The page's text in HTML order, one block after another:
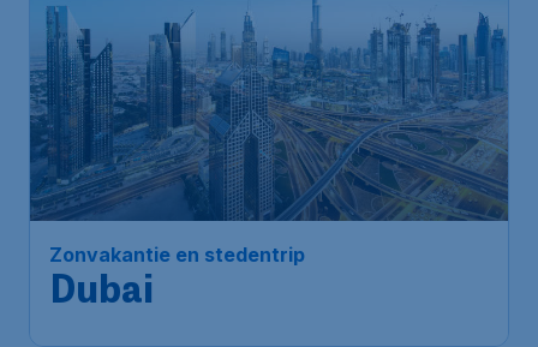
Zonvakantie en stedentrip
Dubai